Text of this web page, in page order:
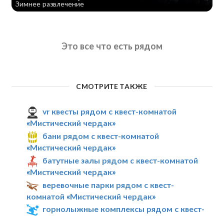
Зимнее развлечение
Это все что есть рядом
СМОТРИТЕ ТАКЖЕ
vr квесты рядом с квест-комнатой
«Мистический чердак»
бани рядом с квест-комнатой
«Мистический чердак»
батутные залы рядом с квест-комнатой
«Мистический чердак»
веревочные парки рядом с квест-
комнатой «Мистический чердак»
горнолыжные комплексы рядом с квест-